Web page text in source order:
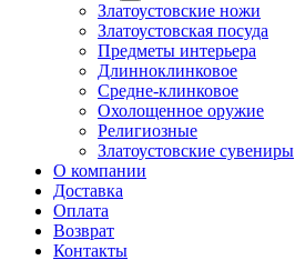
Златоустовские ножи
Златоустовская посуда
Предметы интерьера
Длинноклинковое
Средне-клинковое
Охолощенное оружие
Религиозные
Златоустовские сувениры
О компании
Доставка
Оплата
Возврат
Контакты